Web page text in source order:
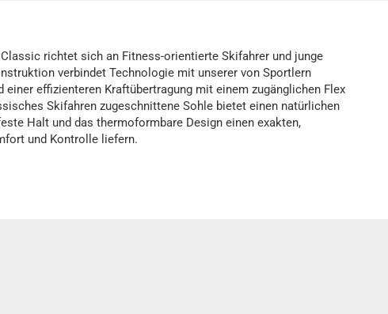
richtet sich an Fitness-orientierte Skifahrer und junge
verbindet Technologie mit unserer von Sportlern
effizienteren Kraftübertragung mit einem zugänglichen Flex
Skifahren zugeschnittene Sohle bietet einen natürlichen
Halt und das thermoformbare Design einen exakten,
und Kontrolle liefern.